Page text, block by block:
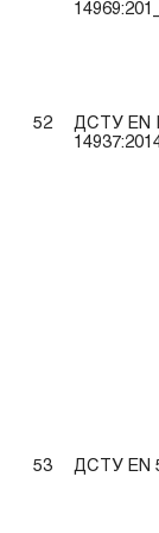
14969:201_
52
ДСТУ EN
53 ДСТУ EN